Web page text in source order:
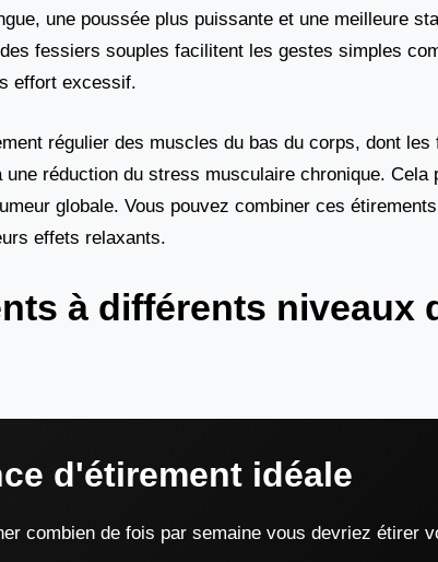
une poussée plus puissante et une meilleure
fessiers souples facilitent les gestes simples
effort excessif.
régulier des muscles du bas du corps, dont
réduction du stress musculaire chronique. Cela
globale. Vous pouvez combiner ces
effets relaxants.
à différents niveaux
d'étirement idéale
combien de fois par semaine vous devriez étirer